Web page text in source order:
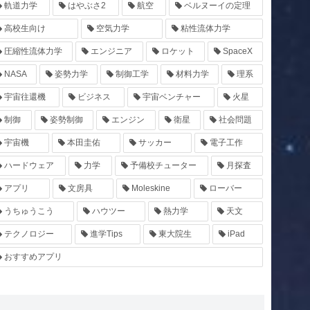
軌道力学 はやぶさ2 航空 ベルヌーイの定理
高校生向け 空気力学 粘性流体力学
圧縮性流体力学 エンジニア ロケット SpaceX
NASA 姿勢力学 制御工学 材料力学 理系
宇宙往還機 ビジネス 宇宙ベンチャー 火星
制御 姿勢制御 エンジン 衛星 社会問題
宇宙機 本田圭佑 サッカー 電子工作
ハードウェア 力学 予備校チューター 月探査
アプリ 文房具 Moleskine ローバー
うちゅうこう ハウツー 熱力学 天文
テクノロジー 進学Tips 東大院生 iPad
おすすめアプリ